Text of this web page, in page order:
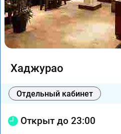
Хаджурао
Отдельный кабинет
Открыт до 23:00